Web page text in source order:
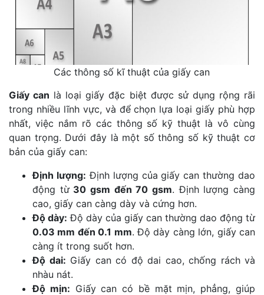
Các thông số kĩ thuật của giấy can
Giấy can là loại giấy đặc biệt được sử dụng rộng rãi
trong nhiều lĩnh vực, và để chọn lựa loại giấy phù hợp
nhất, việc nắm rõ các thông số kỹ thuật là vô cùng
quan trọng. Dưới đây là một số thông số kỹ thuật cơ
bản của giấy can:
Định lượng: Định lượng của giấy can thường dao
động từ30 gsm đến 70 gsm. Định lượng càng
cao, giấy can càng dày và cứng hơn.
Độ dày: Độ dày của giấy can thường dao động từ
0.03 mm đến 0.1 mm. Độ dày càng lớn, giấy can
càng ít trong suốt hơn.
Độ dai: Giấy can có độ dai cao, chống rách và
nhàu nát.
Độ mịn: Giấy can có bề mặt mịn, phẳng, giúp